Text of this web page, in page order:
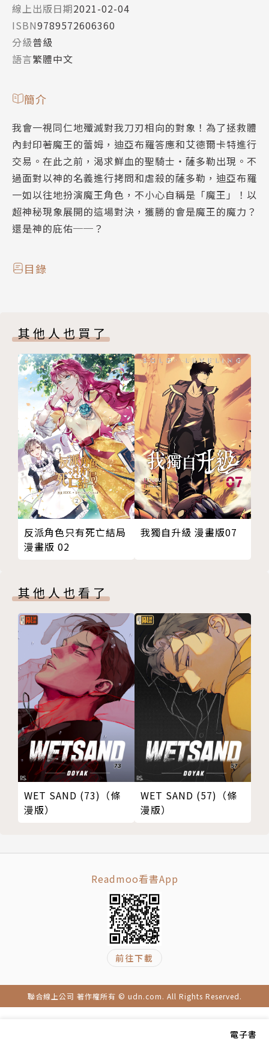
電子書
線上出版日期2021-02-04
ISBN9789572606360
分級普級
語言繁體中文
簡介
我會一視同仁地殲滅對我刀刃相向的對象！為了拯救體
內封印著魔王的蕾姆，迪亞布羅答應和艾德爾卡特進行
交易。在此之前，渴求鮮血的聖騎士‧薩多勒出現。不
過面對以神的名義進行拷問和虐殺的薩多勒，迪亞布羅
一如以往地扮演魔王角色，不小心自稱是「魔王」！以
超神秘現象展開的這場對決，獲勝的會是魔王的魔力？
還是神的庇佑──？
目錄
其他人也買了
反派角色只有死亡結局
漫畫版 02
我獨自升級 漫畫版07
其他人也看了
WET SAND (73)（條
漫版）
WET SAND (57)（條
漫版）
Readmoo看書App
前往下載
聯合線上公司 著作權所有 © udn.com. All Rights Reserved.